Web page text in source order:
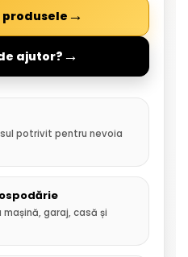
produsele →
ajutor? →
potrivit pentru nevoia
garaj, casă și